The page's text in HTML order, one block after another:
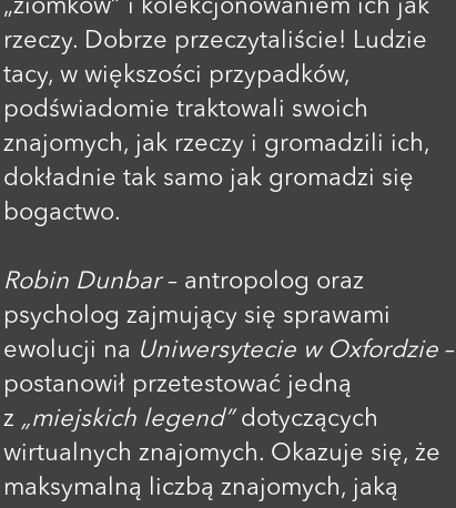
„ziomków” i kolekcjonowaniem ich jak
rzeczy. Dobrze przeczytaliście! Ludzie
tacy, w większości przypadków,
podświadomie traktowali swoich
znajomych, jak rzeczy i gromadzili ich,
dokładnie tak samo jak gromadzi się
bogactwo.
Robin Dunbar– antropolog oraz
psycholog zajmujący się sprawami
ewolucji na Uniwersytecie w Oxfordzie –
postanowił przetestować jedną
z „miejskich legend” dotyczących
wirtualnych znajomych. Okazuje się, że
maksymalną liczbą znajomych, jaką